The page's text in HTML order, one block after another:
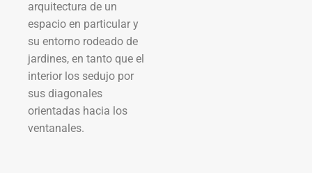
arquitectura de un
espacio en particular y
su entorno rodeado de
jardines, en tanto que el
interior los sedujo por
sus diagonales
orientadas hacia los
ventanales.